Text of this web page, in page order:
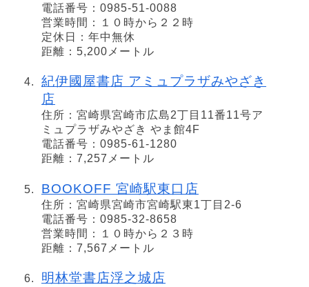
電話番号：0985-51-0088
営業時間：１０時から２２時
定休日：年中無休
距離：5,200メートル
紀伊國屋書店 アミュプラザみやざき
店
住所：宮崎県宮崎市広島2丁目11番11号ア
ミュプラザみやざき やま館4F
電話番号：0985-61-1280
距離：7,257メートル
BOOKOFF 宮崎駅東口店
住所：宮崎県宮崎市宮崎駅東1丁目2-6
電話番号：0985-32-8658
営業時間：１０時から２３時
距離：7,567メートル
明林堂書店浮之城店